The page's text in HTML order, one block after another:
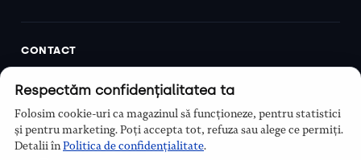
CONTACT
Sector 6, București, România
Program
Luni–Vineri, 9:00 – 16:00
Respectăm confidențialitatea ta
Folosim cookie-uri ca magazinul să funcționeze, pentru statistici
și pentru marketing. Poți accepta tot, refuza sau alege ce permiți.
Detalii înPolitica de confidențialitate.